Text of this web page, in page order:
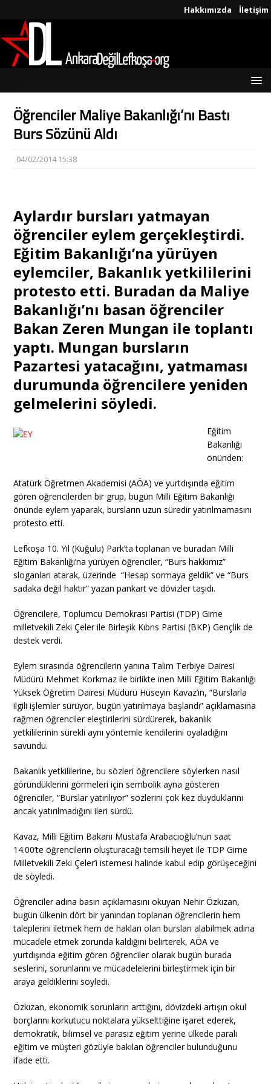
Hakkımızda İletişim
Öğrenciler Maliye Bakanlığı’nı Bastı
Burs Sözünü Aldı
04/02/2014 15:38
Aylardır bursları yatmayan
öğrenciler eylem gerçekleştirdi.
Eğitim Bakanlığı’na yürüyen
eylemciler, Bakanlık yetkililerini
protesto etti. Buradan da Maliye
Bakanlığı’nı basan öğrenciler
Bakan Zeren Mungan ile toplantı
yaptı. Mungan bursların
Pazartesi yatacağını, yatmaması
durumunda öğrencilere yeniden
gelmelerini söyledi.
Eğitim
Bakanlığı
önünden:
Atatürk Öğretmen Akademisi (AÖA) ve yurtdışında eğitim
gören öğrencilerden bir grup, bugün Milli Eğitim Bakanlığı
önünde eylem yaparak, bursların uzun süredir yatırılmamasını
protesto etti.
Lefkoşa 10. Yıl (Kuğulu) Park’ta toplanan ve buradan Milli
Eğitim Bakanlığı’na yürüyen öğrenciler, “Burs hakkımız”
sloganları atarak, üzerinde “Hesap sormaya geldik” ve “Burs
sadaka değil haktır” yazan pankart ve dövizler taşıdı.
Öğrencilere, Toplumcu Demokrasi Partisi (TDP) Girne
milletvekili Zeki Çeler ile Birleşik Kıbrıs Partisi (BKP) Gençlik de
destek verdi.
Eylem sırasında öğrencilerin yanına Talim Terbiye Dairesi
Müdürü Mehmet Korkmaz ile birlikte inen Milli Eğitim Bakanlığı
Yüksek Öğretim Dairesi Müdürü Hüseyin Kavaz’ın, “Burslarla
ilgili işlemler sürüyor, bugün yatırılmaya başlandı” açıklamasına
rağmen öğrenciler eleştirilerini sürdürerek, bakanlık
yetkililerinin sürekli aynı yöntemle kendilerini oyaladığını
savundu.
Bakanlık yetkililerine, bu sözleri öğrencilere söylerken nasıl
göründüklerini görmeleri için sembolik ayna gösteren
öğrenciler, “Burslar yatırılıyor” sözlerini çok kez duyduklarını
ancak yatırılmadığını ileri sürdü.
Kavaz, Milli Eğitim Bakanı Mustafa Arabacıoğlu’nun saat
14.00’te öğrencilerin oluşturacağı temsili heyet ile TDP Girne
Milletvekili Zeki Çeler’i istemesi halinde kabul edip görüşeceğini
de söyledi.
Öğrenciler adına basın açıklamasını okuyan Nehir Özkızan,
bugün ülkenin dört bir yanından toplanan öğrencilerin hem
taleplerini iletmek hem de hakları olan bursları alabilmek adına
mücadele etmek zorunda kaldığını belirterek, AÖA ve
yurtdışında eğitim gören öğrenciler olarak bugün burada
seslerini, sorunlarını ve mücadelelerini birleştirmek için bir
araya geldiklerini söyledi.
Özkızan, ekonomik sorunların arttığını, dövizdeki artışın okul
borçlarını korkutucu noktalara yükselttiğine işaret ederek,
demokratik, bilimsel ve parasız eğitim yerine ülkede paralı
eğitim ve müşteri gözüyle bakılan öğrenciler bulunduğunu
ifade etti.